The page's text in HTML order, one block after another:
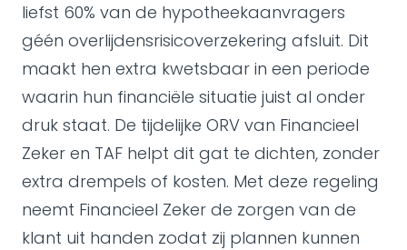
liefst 60% van de hypotheekaanvragers
géén overlijdensrisicoverzekering afsluit. Dit
maakt hen extra kwetsbaar in een periode
waarin hun financiële situatie juist al onder
druk staat. De tijdelijke ORV van Financieel
Zeker en TAF helpt dit gat te dichten, zonder
extra drempels of kosten. Met deze regeling
neemt Financieel Zeker de zorgen van de
klant uit handen zodat zij plannen kunnen